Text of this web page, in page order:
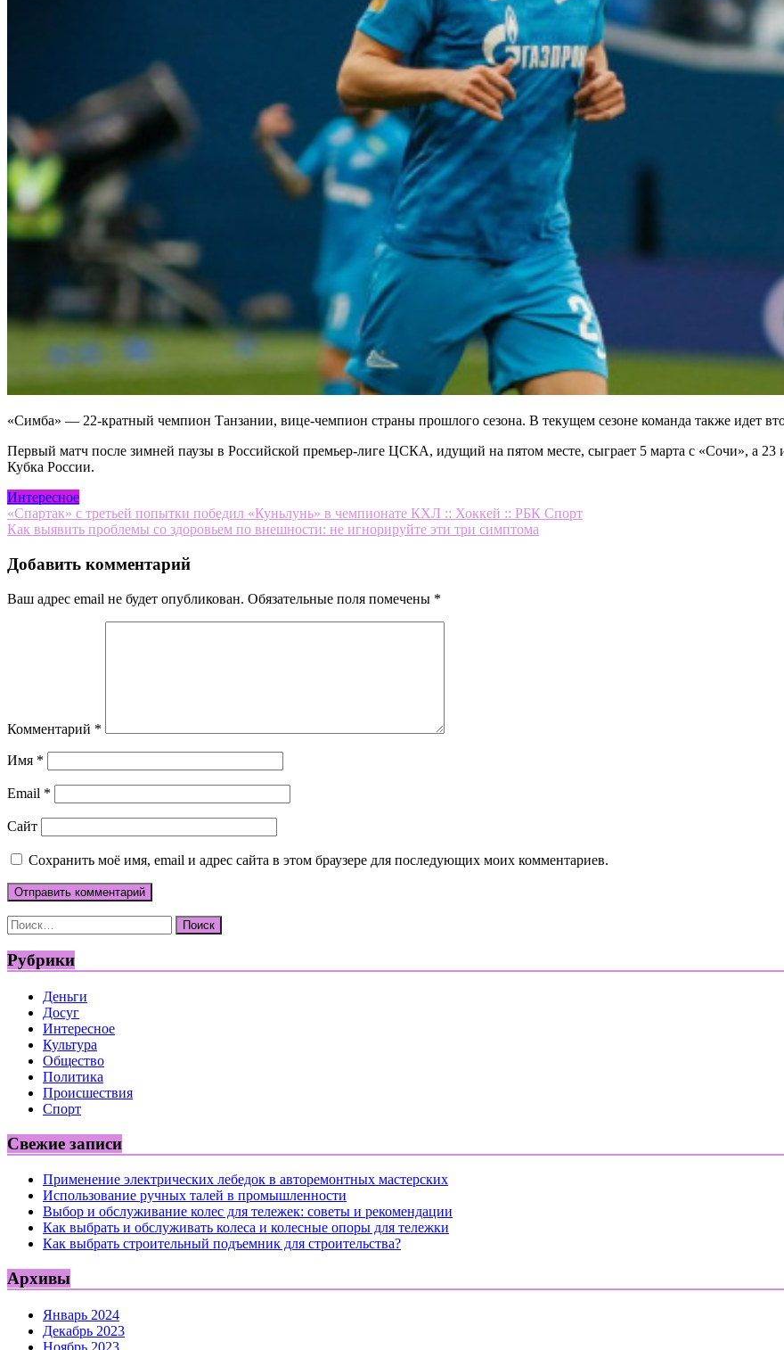
«Симба» — 22-кратный чемпион Танзании, вице-чемпион страны прошлого сезона. В текущем сезоне команда также идет
Первый матч после зимней паузы в Российской премьер-лиге ЦСКА, идущий на пятом месте, сыграет 5 марта с «Сочи», а
Кубка России.
Интересное
Навигация
по
записям
«Спартак» с третьей попытки победил «Куньлунь» в чемпионате КХЛ :: Хоккей :: РБК Спорт
Как выявить проблемы со здоровьем по внешности: не игнорируйте эти три симптома
Добавить комментарий
Ваш адрес email не будет опубликован. Обязательные поля помечены *
Комментарий *
Имя *
Email *
Сайт
Сохранить моё имя, email и адрес сайта в этом браузере для последующих моих комментариев.
Найти:
Рубрики
Деньги
Досуг
Интересное
Культура
Общество
Политика
Происшествия
Спорт
Свежие записи
Применение электрических лебедок в авторемонтных мастерских
Использование ручных талей в промышленности
Выбор и обслуживание колес для тележек: советы и рекомендации
Как выбрать и обслуживать колеса и колесные опоры для тележки
Как выбрать строительный подъемник для строительства?
Архивы
Январь 2024
Декабрь 2023
Ноябрь 2023